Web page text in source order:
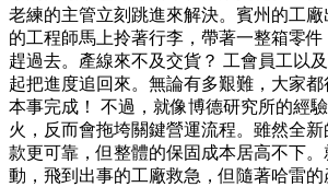
老練的主管立刻跳進來解決。賓州的工
的工程師馬上拎著行李，帶著一整箱零
趕過去。產線來不及交貨？ 工會員工以
起把進度追回來。無論有多艱難，大家
本事完成！ 不過，就像博德研究所的經
火，反而會拖垮關鍵營運流程。雖然全新
款更可靠，但整體的保固成本居高不下
動，飛到出事的工廠救急，但隨著哈雷